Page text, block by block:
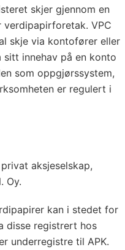
skjer gjennom en
verdipapirforetak. VPC
skje via kontofører eller
sitt innehav på en konto
som oppgjørssystem,
er regulert i
aksjeselskap,
Oy.
kan i stedet for
disse registrert hos
underregistre til APK.